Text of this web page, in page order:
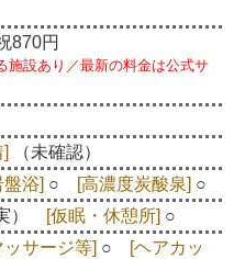
870円
施設あり／最新の料金は公式サ
（未確認）
盤浴] ○ [高濃度炭酸泉] ○
） [仮眠・休憩所] ○
ッサージ等] ○
[ヘアカッ